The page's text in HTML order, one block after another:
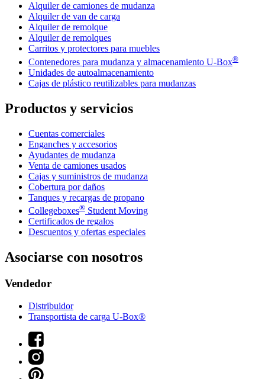
Alquiler de camiones de mudanza
Alquiler de van de carga
Alquiler de remolque
Alquiler de remolques
Carritos y protectores para muebles
Contenedores para mudanza y almacenamiento U-Box®
Unidades de autoalmacenamiento
Cajas de plástico reutilizables para mudanzas
Productos y servicios
Cuentas comerciales
Enganches y accesorios
Ayudantes de mudanza
Venta de camiones usados
Cajas y suministros de mudanza
Cobertura por daños
Tanques y recargas de propano
Collegeboxes® Student Moving
Certificados de regalos
Descuentos y ofertas especiales
Asociarse con nosotros
Vendedor
Distribuidor
Transportista de carga U-Box®